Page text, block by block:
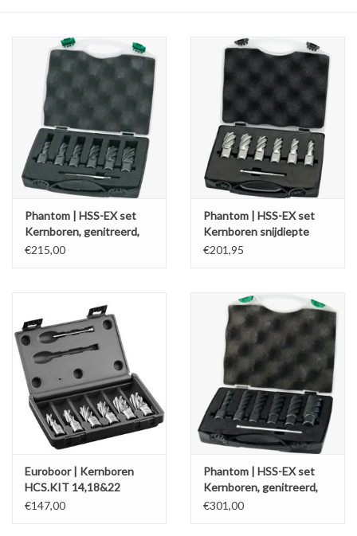
Alles om te Lassen |
Schroefdraad snijden |
Veiligheid |
Verspaanbaar materiaal |
Varia |
Machines |
Cadeaubonnen &
Relatiegeschenken |
Onderdelen |
Oliën & Smeermiddelen |
Phantom | HSS-EX set
Kernboren, genitreerd,
snijdiepte 30mm, 62.100-
€215,00
Phantom | HSS-EX set
Kernboren snijdiepte
30mm, 62.100-reeks
€201,95
Euroboor | Kernboren
HCS.KIT 14,18&22
€147,00
Phantom | HSS-EX set
Kernboren, genitreerd,
snijdiepte 55mm, 62.162-
€301,00